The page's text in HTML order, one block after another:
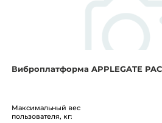
Виброплатформа APPLEGATE
Максимальный вес
пользователя, кг: